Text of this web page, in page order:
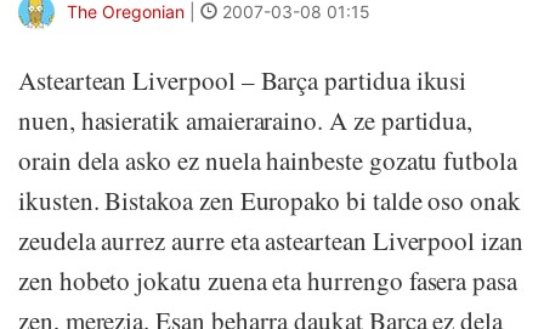
The Oregonian 2007-03-08 01:15
Asteartean Liverpool – Barça partidua ikusi
nuen, hasieratik amaieraraino. A ze partidua,
orain dela asko ez nuela hainbeste gozatu futbola
ikusten. Bistakoa zen Europako bi talde oso onak
zeudela aurrez aurre eta asteartean Liverpool izan
zen hobeto jokatu zuena eta hurrengo fasera pasa
zen, merezia. Esan beharra daukat Barça ez dela